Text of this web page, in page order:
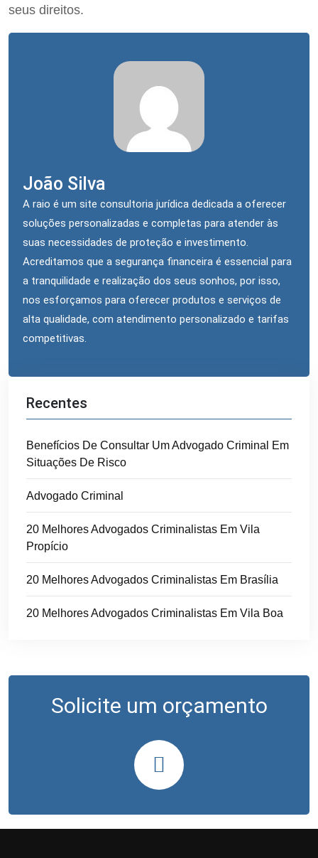
seus direitos.
João Silva
A raio é um site consultoria jurídica dedicada a oferecer
soluções personalizadas e completas para atender às
suas necessidades de proteção e investimento.
Acreditamos que a segurança financeira é essencial para
a tranquilidade e realização dos seus sonhos, por isso,
nos esforçamos para oferecer produtos e serviços de
alta qualidade, com atendimento personalizado e tarifas
competitivas.
Recentes
Benefícios De Consultar Um Advogado Criminal Em
Situações De Risco
Advogado Criminal
20 Melhores Advogados Criminalistas Em Vila
Propício
20 Melhores Advogados Criminalistas Em Brasília
20 Melhores Advogados Criminalistas Em Vila Boa
Solicite um orçamento